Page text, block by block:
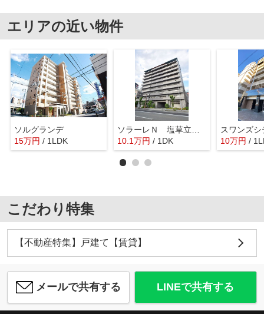
エリアの近い物件
ソルグランデ
15万円 / 1LDK
10.1万円 / 1DK
スワンズ
10万円 /
こだわり特集
【不動産特集】戸建て【賃貸】
メールで共有する LINEで共有する